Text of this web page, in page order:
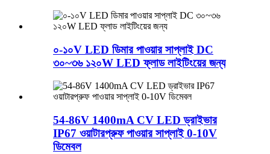
০-১০V LED ডিমার পাওয়ার সাপ্লাই DC
৩০~৩৬ ১২০W LED ফ্লাড লাইটিংয়ের জন্য
54-86V 1400mA CV LED ড্রাইভার
IP67 ওয়াটারপ্রুফ পাওয়ার সাপ্লাই 0-10V
ডিমেবল